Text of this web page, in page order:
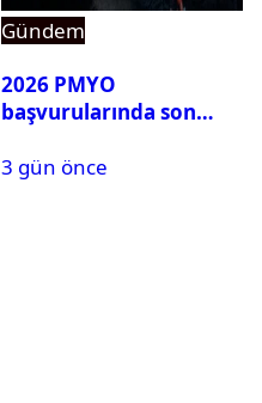
Gündem
2026 PMYO
başvurularında son
3 gün önce